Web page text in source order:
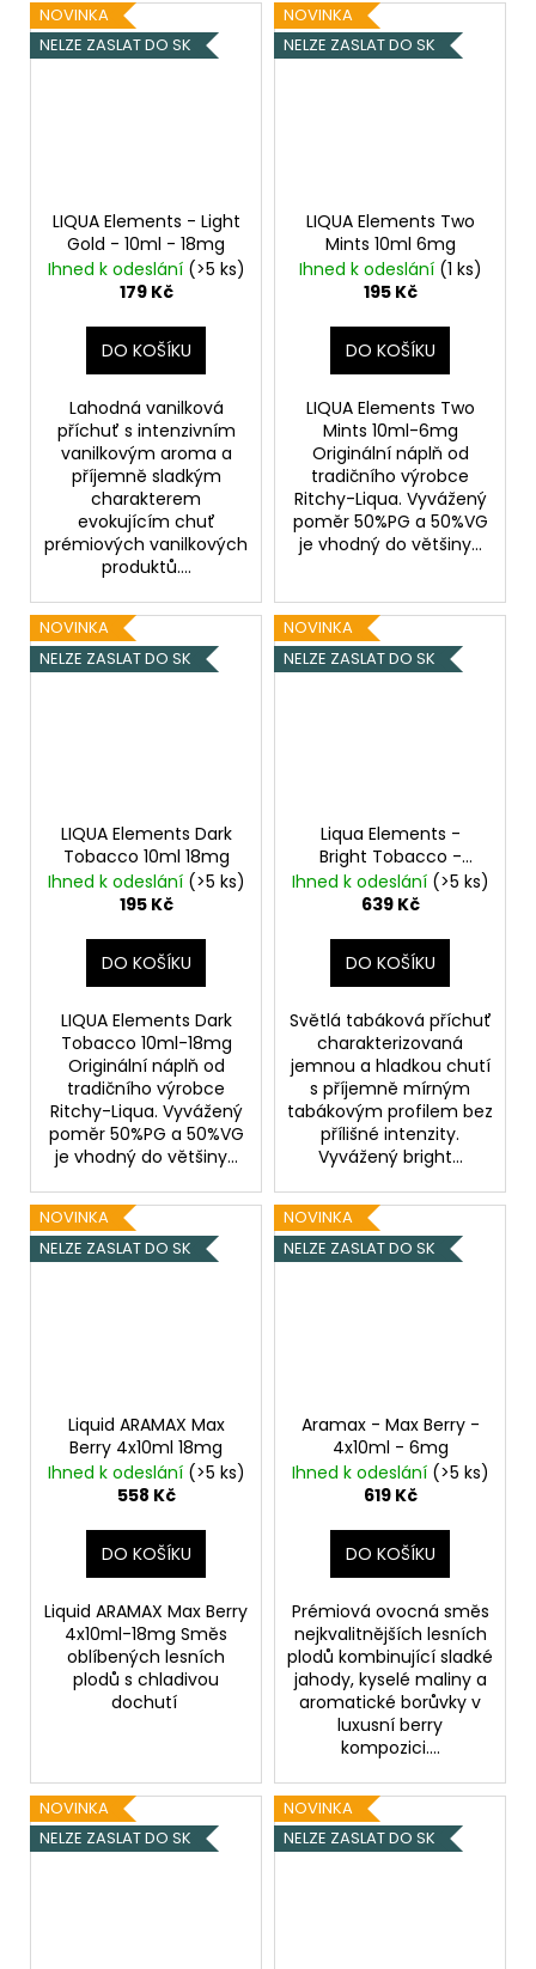
NOVINKA
NELZE ZASLAT DO SK
LIQUA Elements - Light
Gold - 10ml - 18mg
Ihned k odeslání (>5 ks)
179 Kč
DO KOŠÍKU
Lahodná vanilková
příchuť s intenzivním
vanilkovým aroma a
příjemně sladkým
charakterem
evokujícím chuť
prémiových vanilkových
produktů....
NOVINKA
NELZE ZASLAT DO SK
LIQUA Elements Two
Mints 10ml 6mg
Ihned k odeslání (1 ks)
195 Kč
DO KOŠÍKU
LIQUA Elements Two
Mints 10ml-6mg
Originální náplň od
tradičního výrobce
Ritchy-Liqua. Vyvážený
poměr 50%PG a 50%VG
je vhodný do většiny...
NOVINKA
NELZE ZASLAT DO SK
LIQUA Elements Dark
Tobacco 10ml 18mg
Ihned k odeslání (>5 ks)
195 Kč
DO KOŠÍKU
LIQUA Elements Dark
Tobacco 10ml-18mg
Originální náplň od
tradičního výrobce
Ritchy-Liqua. Vyvážený
poměr 50%PG a 50%VG
je vhodný do většiny...
NOVINKA
NELZE ZASLAT DO SK
Liqua Elements -
Bright Tobacco -
4x10ml - 12mg
Ihned k odeslání (>5 ks)
639 Kč
DO KOŠÍKU
Světlá tabáková příchuť
charakterizovaná
jemnou a hladkou chutí
s příjemně mírným
tabákovým profilem bez
přílišné intenzity.
Vyvážený bright...
NOVINKA
NELZE ZASLAT DO SK
Liquid ARAMAX Max
Berry 4x10ml 18mg
Ihned k odeslání (>5 ks)
558 Kč
DO KOŠÍKU
Liquid ARAMAX Max Berry
4x10ml-18mg Směs
oblíbených lesních
plodů s chladivou
dochutí
NOVINKA
NELZE ZASLAT DO SK
Aramax - Max Berry -
4x10ml - 6mg
Ihned k odeslání (>5 ks)
619 Kč
DO KOŠÍKU
Prémiová ovocná směs
nejkvalitnějších lesních
plodů kombinující sladké
jahody, kyselé maliny a
aromatické borůvky v
luxusní berry
kompozici....
NOVINKA
NELZE ZASLAT DO SK
NOVINKA
NELZE ZASLAT DO SK